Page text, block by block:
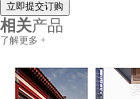
立即提交订购
相关产品
了解更多 +